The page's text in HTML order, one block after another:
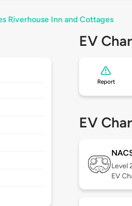
Riverhouse Inn and Cottages
EV
Report
EV
Level
EV